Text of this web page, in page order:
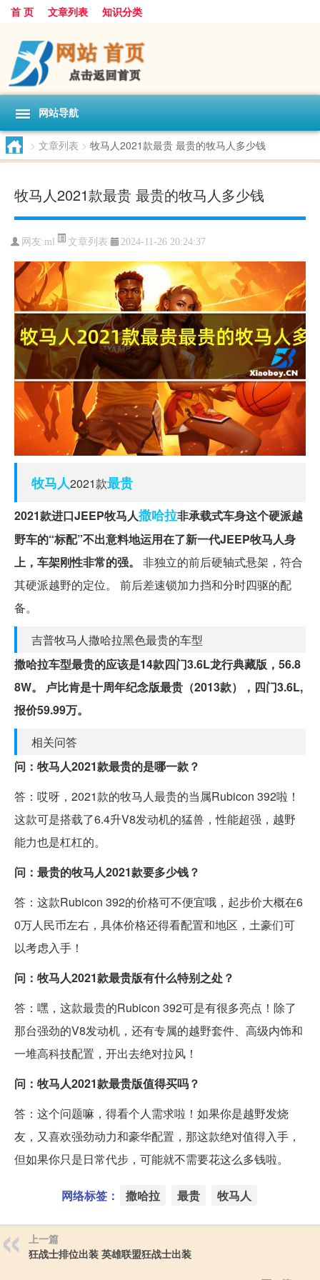
首 页 文章列表 知识分类
网站导航
> 文章列表 > 牧马人2021款最贵 最贵的牧马人多少钱
牧马人2021款最贵 最贵的牧马人多少钱
网友:ml 文章列表 2024-11-26 20:24:37
牧马人2021款最贵
2021款进口JEEP牧马人撒哈拉非承载式车身这个硬派越
野车的“标配”不出意料地运用在了新一代JEEP牧马人身
上，车架刚性非常的强。
非独立的前后硬轴式悬架，符合
其硬派越野的定位。 前后差速锁加力挡和分时四驱的配
备。
吉普牧马人撒哈拉黑色最贵的车型
撒哈拉车型最贵的应该是14款四门3.6L龙行典藏版，56.8
8W。
卢比肯是十周年纪念版最贵（2013款），四门3.6L,
报价59.99万。
相关问答
问：牧马人2021款最贵的是哪一款？
答：哎呀，2021款的牧马人最贵的当属Rubicon 392啦！
这款可是搭载了6.4升V8发动机的猛兽，性能超强，越野
能力也是杠杠的。
问：最贵的牧马人2021款要多少钱？
答：这款Rubicon 392的价格可不便宜哦，起步价大概在6
0万人民币左右，具体价格还得看配置和地区，土豪们可
以考虑入手！
问：牧马人2021款最贵版有什么特别之处？
答：嘿，这款最贵的Rubicon 392可是有很多亮点！除了
那台强劲的V8发动机，还有专属的越野套件、高级内饰和
一堆高科技配置，开出去绝对拉风！
问：牧马人2021款最贵版值得买吗？
答：这个问题嘛，得看个人需求啦！如果你是越野发烧
友，又喜欢强劲动力和豪华配置，那这款绝对值得入手，
但如果你只是日常代步，可能就不需要花这么多钱啦。
网络标签： 撒哈拉 最贵 牧马人
上一篇
狂战士排位出装 英雄联盟狂战士出装